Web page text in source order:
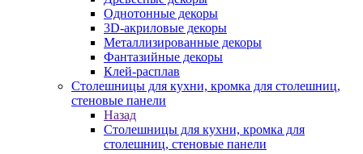
Однотонные декоры
3D-акриловые декоры
Металлизированные декоры
Фантазийные декоры
Клей-расплав
Столешницы для кухни, кромка для столешниц,
стеновые панели
Назад
Столешницы для кухни, кромка для
столешниц, стеновые панели